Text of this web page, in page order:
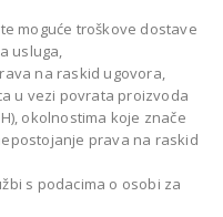
moguće troškove dostave
usluga,
na raskid ugovora,
u vezi povrata proizvoda
okolnostima koje znače
prava na raskid
s podacima o osobi za